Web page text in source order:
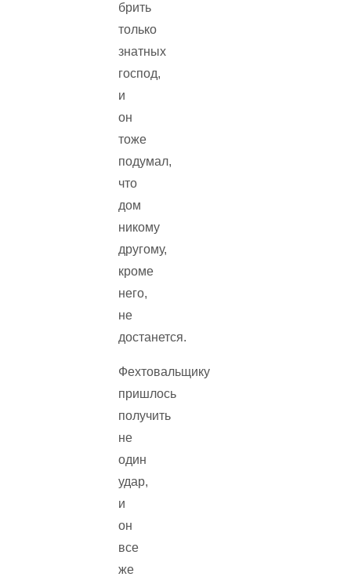
брить
только
знатных
господ,
и
он
тоже
подумал,
что
дом
никому
другому,
кроме
него,
не
достанется.
Фехтовальщику
пришлось
получить
не
один
удар,
и
он
все
же